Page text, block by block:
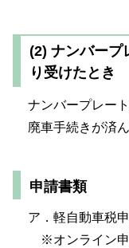
(2) ナンバープ
り受けたとき
ナンバープレー
廃車手続きが済
申請書類
ア．軽自動車税
※オンライン申